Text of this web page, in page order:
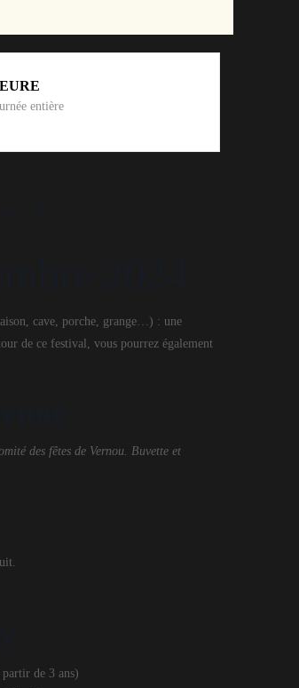
entière
cave, porche, grange…) : une
de ce festival, vous pourrez également
des fêtes de Vernou. Buvette et
de 3 ans)